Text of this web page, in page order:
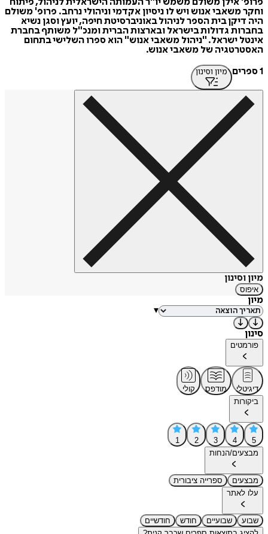
וחקר משאבי אנוש ויש לו ניסיון אקדמי וניהולי נרחב. פרופ' משולם
היה דיקן בית הספר לניהול באוניברסיטת חיפה, יועץ וסגן נשיא
בחברות גדולות בישראל ובארצות הברית ומנכ"ל משותף בחברת
אינטל ישראל. "ניהול משאבי אנוש" הוא ספרו השלישי בתחום
האסטרטגיה של משאבי אנוש.
1 ספרים
מיון וסינון
מיון וסינון
איפוס
מיון
▾
סינון
פורמטים
דיגיטלי מודפס
קולי
ביקורות
5
4
3
2
1
מבצעים/הנחות
מבצעים
ספרייה ציבורית
עלו לאתר
שבוע שבועיים חודש
חודשיים